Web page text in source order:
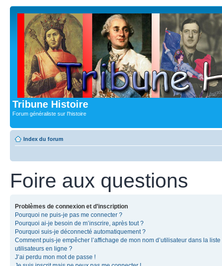
Tribune Histoire
Forum généraliste sur l'histoire
Index du forum
Foire aux questions
Problèmes de connexion et d’inscription
Pourquoi ne puis-je pas me connecter ?
Pourquoi ai-je besoin de m’inscrire, après tout ?
Pourquoi suis-je déconnecté automatiquement ?
Comment puis-je empêcher l’affichage de mon nom d’utilisateur dans la liste
utilisateurs en ligne ?
J’ai perdu mon mot de passe !